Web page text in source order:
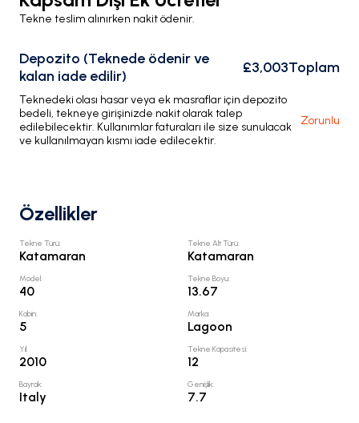
Tekne teslim alınırken nakit ödenir.
Depozito (Teknede ödenir ve
kalan iade edilir)
£3,003Toplam
Teknedeki olası hasar veya ek masraflar için depozito
bedeli, tekneye girişinizde nakit olarak talep
edilebilecektir. Kullanımlar faturaları ile size sunulacak
ve kullanılmayan kısmı iade edilecektir.
Zorunlu
Özellikler
Tekne Türü:
Katamaran
Tekne Alt Türü:
Katamaran
Model:
40
Tekne Boyu:
13.67
Kabin:
5
Marka:
Lagoon
Yıl:
2010
Tekne Kapasitesi:
12
Bayrak:
Italy
Genişlik:
7.7